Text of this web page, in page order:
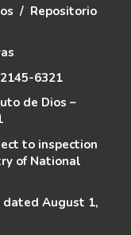
/ Repositorio
6321
de Dios –
to inspection
of National
August 1,